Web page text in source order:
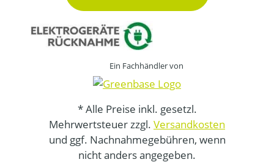
Ein Fachhändler von
* Alle Preise inkl. gesetzl.
Mehrwertsteuer zzgl. Versandkosten
und ggf. Nachnahmegebühren, wenn
nicht anders angegeben.